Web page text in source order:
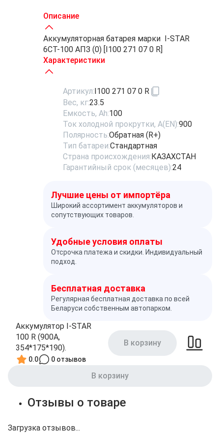
Описание
Аккумуляторная батарея марки I-STAR
6СТ-100 АПЗ (0) [I100 271 07 0 R]
Характеристики
Артикул:I100 271 07 0 R
Вес, кг:23.5
Емкость, Ah:100
Ток холодной прокрутки, A(EN):900
Полярность:Обратная (R+)
Тип батареи:Стандартная
Страна происхождения:КАЗАХСТАН
Гарантийный срок (месяцев):24
Лучшие цены от импортёра
Широкий ассортимент аккумуляторов и
сопутствующих товаров.
Удобные условия оплаты
Отсрочка платежа и скидки. Индивидуальный
подход.
Бесплатная доставка
Регулярная бесплатная доставка по всей
Беларуси собственным автопарком.
Аккумулятор I-STAR
100 R (900A,
354*175*190).
0.0 0 отзывов
В корзину
В корзину
Отзывы о товаре
Загрузка отзывов...